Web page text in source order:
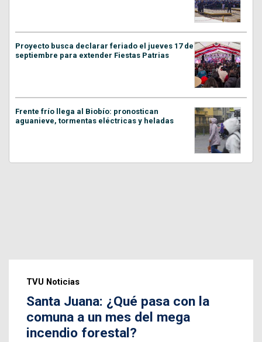
Proyecto busca declarar feriado el jueves 17 de
septiembre para extender Fiestas Patrias
Frente frío llega al Biobío: pronostican
aguanieve, tormentas eléctricas y heladas
TVU Noticias
Santa Juana: ¿Qué pasa con la
comuna a un mes del mega
incendio forestal?